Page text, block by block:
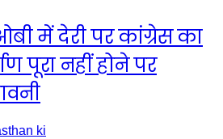
में देरी पर कांग्रेस का
पूरा नहीं होने पर
ki